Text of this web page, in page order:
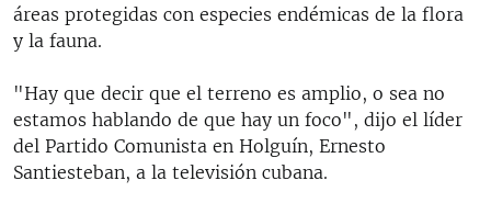
áreas protegidas con especies endémicas de la flora
y la fauna.
"Hay que decir que el terreno es amplio, o sea no
estamos hablando de que hay un foco", dijo el líder
del Partido Comunista en Holguín, Ernesto
Santiesteban, a la televisión cubana.